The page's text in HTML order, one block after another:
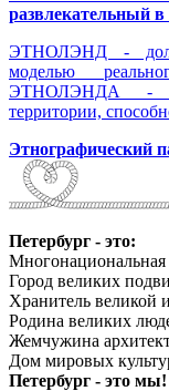
развлекательный
ЭТНОЛЭНД -
моделью
ЭТНОЛЭНДА -
территории,
Петербург - это:
Многонациональная
Город великих
Хранитель великой
Родина великих
Жемчужина
Дом мировых
Петербург - это мы!